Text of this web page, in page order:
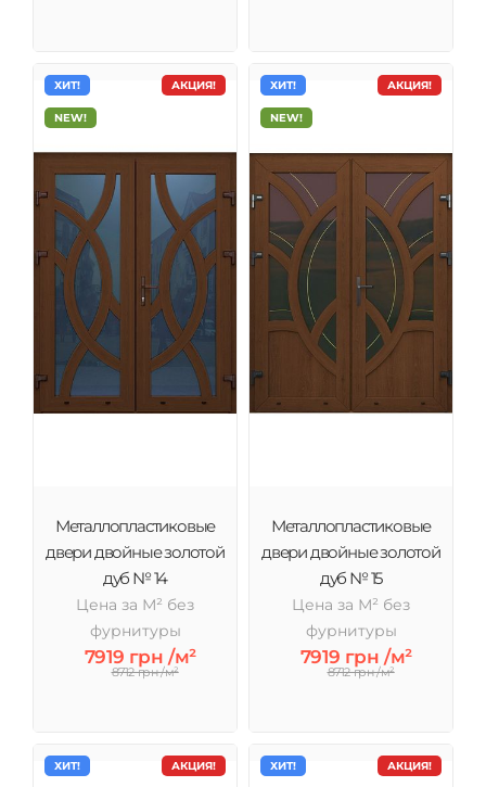
АКЦИЯ!
ХИТ!
NEW!
Металлопластиковые
двери двойные золотой
дуб № 14
Цена за М² без
фурнитуры
7919 грн /м²
8712 грн /м²
АКЦИЯ!
ХИТ!
NEW!
Металлопластиковые
двери двойные золотой
дуб № 15
Цена за М² без
фурнитуры
7919 грн /м²
8712 грн /м²
АКЦИЯ!
ХИТ! АКЦИЯ!
ХИТ!